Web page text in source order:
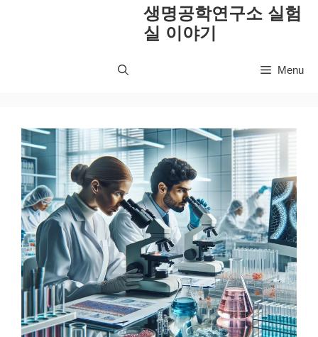
생명공학연구소 실험
실 이야기
Menu